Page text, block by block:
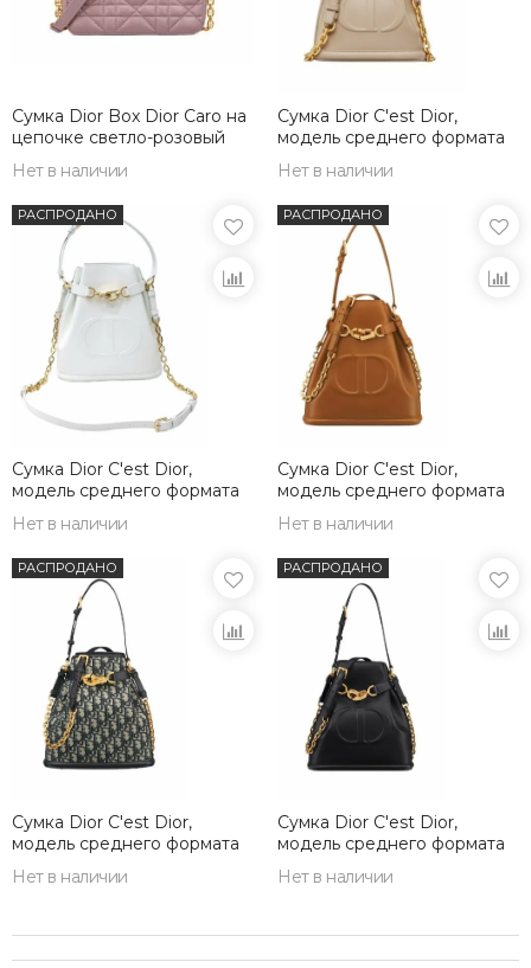
Сумка Dior Box Dior Caro на
цепочке светло-розовый
Нет в наличии
Сумка Dior C'est Dior,
модель среднего формата
бежевый
Нет в наличии
РАСПРОДАНО
Сумка Dior C'est Dior,
модель среднего формата
белый
Нет в наличии
РАСПРОДАНО
Сумка Dior C'est Dior,
модель среднего формата
коричневый
Нет в наличии
РАСПРОДАНО
Сумка Dior C'est Dior,
модель среднего формата
синий
Нет в наличии
РАСПРОДАНО
Сумка Dior C'est Dior,
модель среднего формата
черный
Нет в наличии